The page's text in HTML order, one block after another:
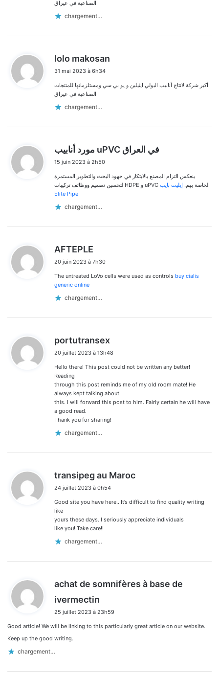
الصناعية في عيراق
chargement…
lolo makosan
31 mai 2023 à 6h34
أكبر شركة لانتاج أنابيب البولي ايثيلين و يو بي سي ومستلزماتها للمنتجات
الصناعية في عيراق
chargement…
مورد أنابيب uPVC في العراق
:
15 juin 2023 à 2h50
ينعكس التزام المصنع بالابتكار في جهود البحث والتطوير المستمرة
لتحسين تصميم ووظائف تركيبات HDPE و uPVC الخاصة بهم. إيليت بايب
Elite Pipe
chargement…
AFTEPLE
t
20 juin 2023 à 7h30
The untreated LoVo cells were used as controls buy cialis
generic online
chargement…
portutransex
t
20 juillet 2023 à 13h48
Hello there! This post could not be written any better!
Reading
through this post reminds me of my old room mate! He
always kept talking about
this. I will forward this post to him. Fairly certain he will have
a good read.
Thank you for sharing!
chargement…
transipeg au Maroc
24 juillet 2023 à 0h54
Good site you have here.. It’s difficult to find quality writing
like
yours these days. I seriously appreciate individuals
like you! Take care!!
chargement…
achat de somnifères à base de
ivermectin
t
25 juillet 2023 à 23h59
Good article! We will be linking to this particularly great article on our website.
Keep up the good writing.
chargement…